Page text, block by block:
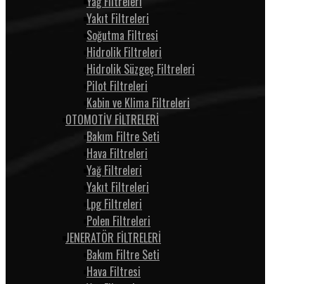
Yakıt Filtreleri
Soğutma Filtresi
Hidrolik Filtreleri
Hidrolik Süzgeç Filtreleri
Pilot Filtreleri
Kabin ve Klima Filtreleri
OTOMOTİV FİLTRELERİ
Bakım Filtre Seti
Hava Filtreleri
Yağ Filtreleri
Yakıt Filtreleri
Lpg Filtreleri
Polen Filtreleri
JENERATÖR FİLTRELERİ
Bakım Filtre Seti
Hava Filtresi